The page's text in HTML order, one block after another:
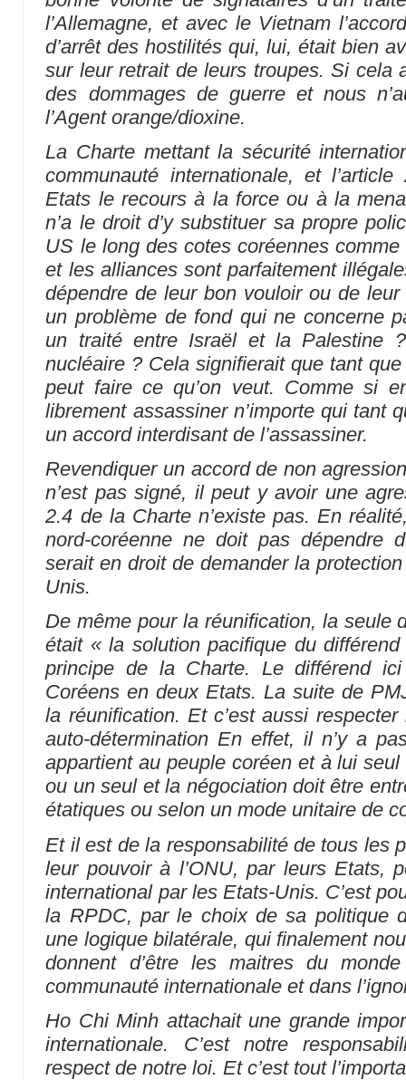
l’Allemagne, et avec le Vietnam
d’arrêt des hostilités qui, lui, était bien
sur leur retrait de leurs troupes. Si cela
des dommages de guerre et nous
l’Agent orange/dioxine.
La Charte mettant la sécurité
communauté internationale, et
Etats le recours à la force ou à la
n’a le droit d’y substituer sa propre
US le long des cotes coréennes
et les alliances sont parfaitement
dépendre de leur bon vouloir ou de leur
un problème de fond qui ne concerne
un traité entre Israël et la Palestine
nucléaire ? Cela signifierait que tant
peut faire ce qu’on veut. Comme si
librement assassiner n’importe qui tant
un accord interdisant de l’assassiner.
Revendiquer un accord de non
n’est pas signé, il peut y avoir une
2.4 de la Charte n’existe pas. En
nord-coréenne ne doit pas dépendre
serait en droit de demander la
Unis.
De même pour la réunification, la seule
était « la solution pacifique du
principe de la Charte. Le différend
Coréens en deux Etats. La suite de
la réunification. Et c’est aussi
auto-détermination En effet, il n’y a
appartient au peuple coréen et à lui
ou un seul et la négociation doit être
étatiques ou selon un mode unitaire de
Et il est de la responsabilité de tous les
leur pouvoir à l’ONU, par leurs Etats,
international par les Etats-Unis. C’est
la RPDC, par le choix de sa politique
une logique bilatérale, qui finalement
donnent d’être les maitres du
communauté internationale et dans
Ho Chi Minh attachait une grande
internationale. C’est notre
respect de notre loi. Et c’est tout